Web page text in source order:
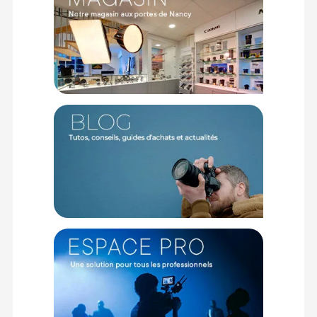
Une qualité d'image spectaculaire en 4K
La FX2 offre une qualité d'image exceptionnelle avec l?
enregistrement 4K jusqu'à 60p (en mode Super35), en
dynamique de plus de 15 stops garantit des détails riches
dans les hautes lumières comme dans les ombres, et sa
compatibilité avec les profils S-Log3, S-Cinetone et LUT
personnalisées donne un rendu cinématographique
directement à la prise ou en post-production.
Mise au point intelligente, résultat net garanti
Dotée d'un autofocus en temps réel piloté par l'intelligence
artificielle, la FX2 suit précisément les visages, les yeux, les
animaux et même les oiseaux avec une réactivité
exceptionnelle. Le stabilisateur de cadrage maintient le sujet